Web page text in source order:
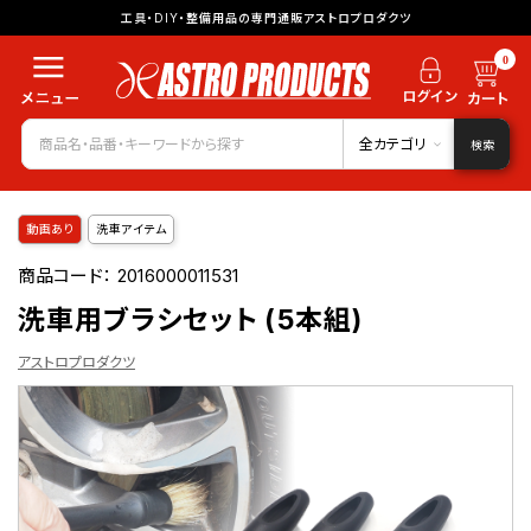
工具・DIY・整備用品の専門通販アストロプロダクツ
0
全カテゴリ 検索
動画あり 洗車アイテム
商品コード：2016000011531
洗車用ブラシセット (5本組)
アストロプロダクツ